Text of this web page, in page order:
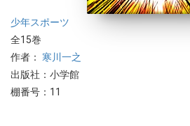
少年スポーツ
全15巻
作者： 寒川一之
出版社：小学館
棚番号：11